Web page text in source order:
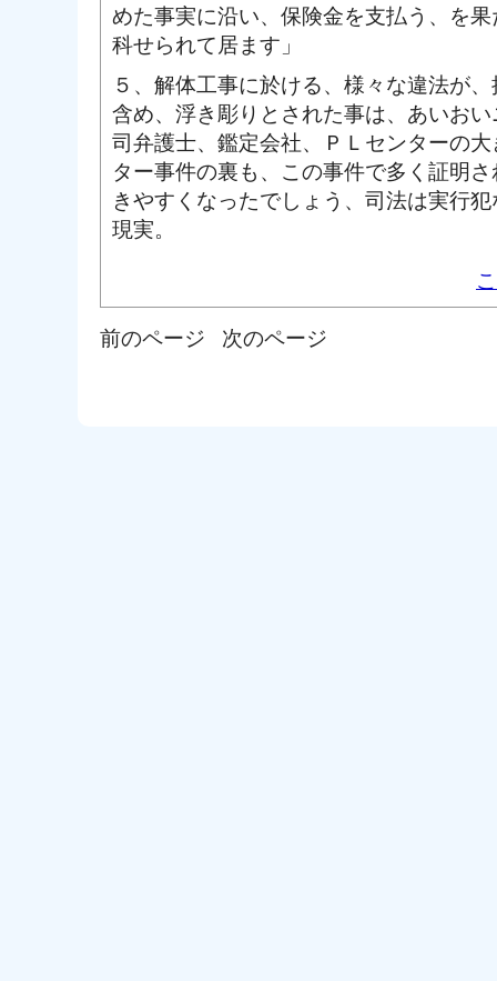
めた事実に沿い、保険金を支払う、を
科せられて居ます」
５、解体工事に於ける、様々な違法が
含め、浮き彫りとされた事は、あいお
司弁護士、鑑定会社、ＰＬセンターの
ター事件の裏も、この事件で多く証明
きやすくなったでしょう、司法は実行
現実。
前のページ 次のページ